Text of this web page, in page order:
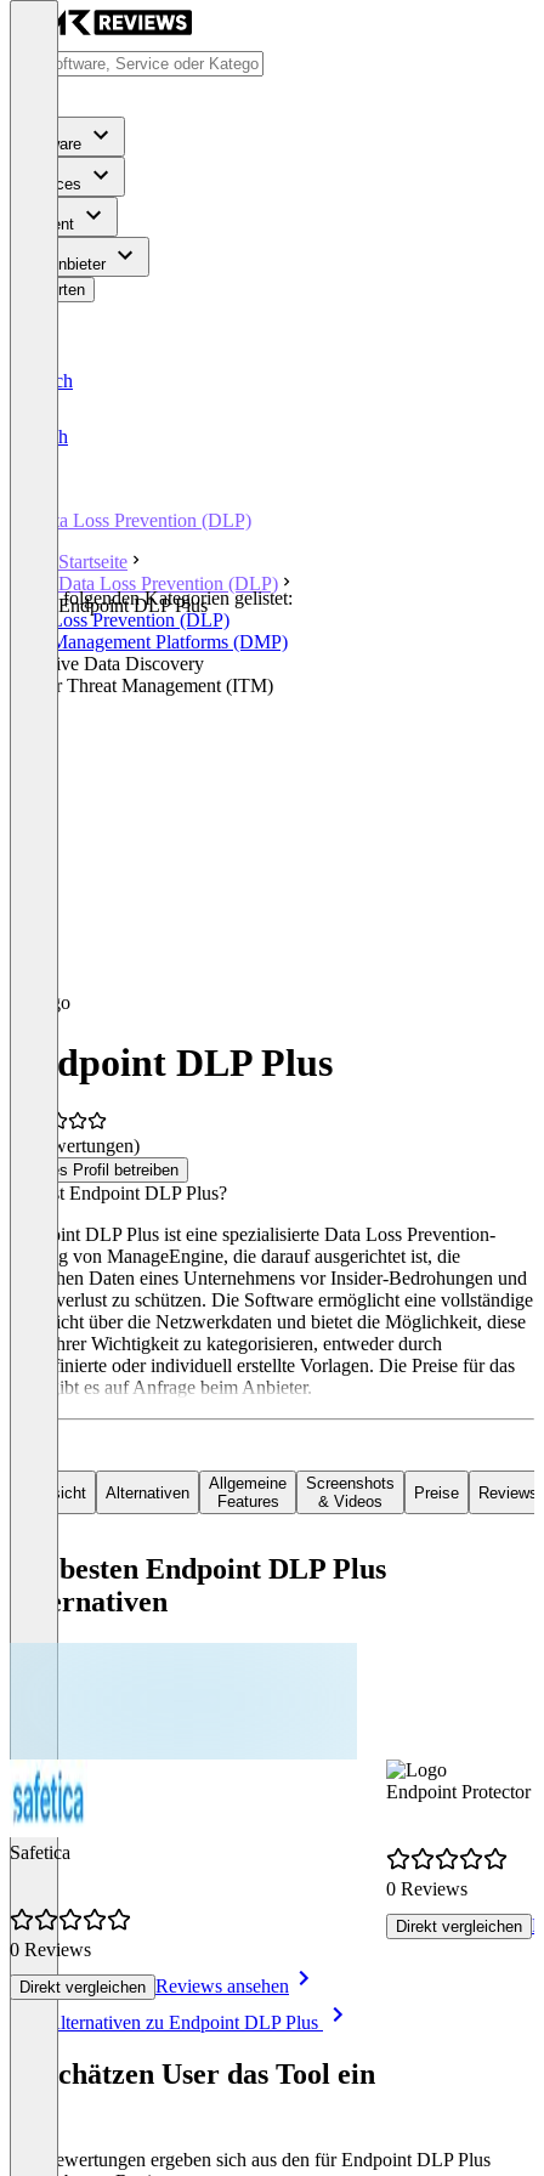
Software
Services
Content
Für Anbieter
Bewerten
Deutsch
English
Data Loss Prevention (DLP)
Startseite
Data Loss Prevention (DLP)
Endpoint DLP Plus
In den folgenden Kategorien gelistet:
Data Loss Prevention (DLP)
Data Management Platforms (DMP)
Sensitive Data Discovery
Insider Threat Management (ITM)
Endpoint DLP Plus
(0 Bewertungen)
Dieses Profil betreiben
Was ist Endpoint DLP Plus?
Endpoint DLP Plus ist eine spezialisierte Data Loss Prevention-
Lösung von ManageEngine, die darauf ausgerichtet ist, die
kritischen Daten eines Unternehmens vor Insider-Bedrohungen und
Datenverlust zu schützen. Die Software ermöglicht eine vollständige
Übersicht über die Netzwerkdaten und bietet die Möglichkeit, diese
nach ihrer Wichtigkeit zu kategorisieren, entweder durch
vordefinierte oder individuell erstellte Vorlagen. Die Preise für das
Tool gibt es auf Anfrage beim Anbieter.
Übersicht Alternativen
Allgemeine
Features
Screenshots
& Videos
Preise Reviews
Die besten Endpoint DLP Plus
Alternativen
Safetica
0 Reviews
Direkt vergleichen Reviews ansehen
Endpoint Protector
0 Reviews
Direkt vergleichen
Alle Alternativen zu Endpoint DLP Plus
So schätzen User das Tool ein
Die Bewertungen ergeben sich aus den für Endpoint DLP Plus